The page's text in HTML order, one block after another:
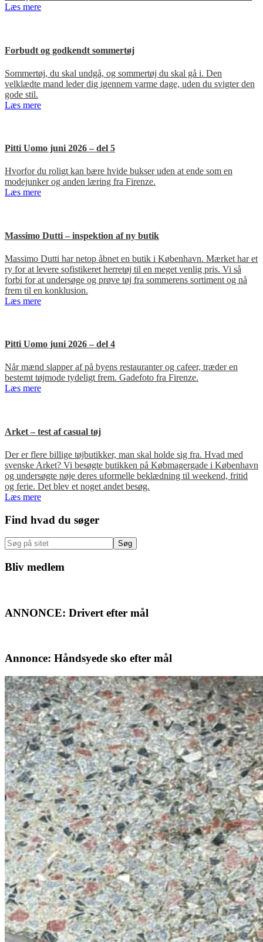
Læs mere
Forbudt og godkendt sommertøj
Sommertøj, du skal undgå, og sommertøj du skal gå i. Den
velklædte mand leder dig igennem varme dage, uden du svigter den
gode stil.
Læs mere
Pitti Uomo juni 2026 – del 5
Hvorfor du roligt kan bære hvide bukser uden at ende som en
modejunker og anden læring fra Firenze.
Læs mere
Massimo Dutti – inspektion af ny butik
Massimo Dutti har netop åbnet en butik i København. Mærket har et
ry for at levere sofistikeret herretøj til en meget venlig pris. Vi så
forbi for at undersøge og prøve tøj fra sommerens sortiment og nå
frem til en konklusion.
Læs mere
Pitti Uomo juni 2026 – del 4
Når mænd slapper af på byens restauranter og cafeer, træder en
bestemt tøjmode tydeligt frem. Gadefoto fra Firenze.
Læs mere
Arket – test af casual tøj
Der er flere billige tøjbutikker, man skal holde sig fra. Hvad med
svenske Arket? Vi besøgte butikken på Købmagergade i København
og undersøgte nøje deres uformelle beklædning til weekend, fritid
og ferie. Det blev et noget andet besøg.
Læs mere
Primær
Sidebar
Find hvad du søger
Søg
på
sitet
Bliv medlem
ANNONCE: Drivert efter mål
Annonce: Håndsyede sko efter mål